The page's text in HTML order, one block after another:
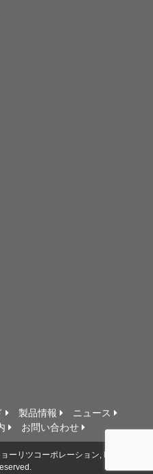
製品情報
ニュース
お問い合わせ
ーリツコーポレーション, Ltd. All